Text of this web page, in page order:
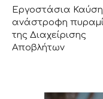
Εργοστάσια
ανάστροφη
της Διαχείρισης
Αποβλήτων